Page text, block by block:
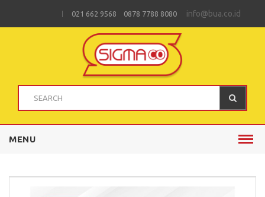
021 662 9568 0878 7788 8080 info@bua.co.id
MENU